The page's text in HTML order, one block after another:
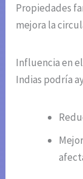
Propiedades
mejora la
Influencia en
Indias podría